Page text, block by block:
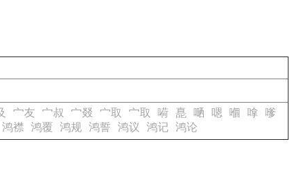
宀友 宀叔 宀叕 宀取 宀取 嗬 嗭 嗮 嗯 嗰 嗱
嗲
鸿襟 鸿覆 鸿规 鸿誓 鸿议 鸿记 鸿论